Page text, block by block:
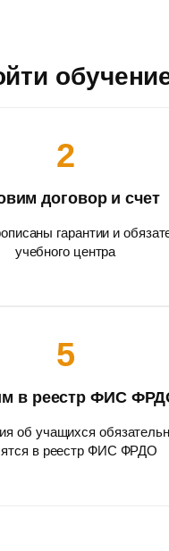
2
договор и счет
гарантии и
учебного центра
5
в реестр ФИС
об учащихся
в реестр ФИС ФРДО